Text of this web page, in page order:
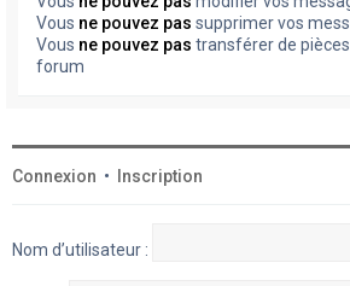
Vous ne pouvez pas supprimer vos
Vous ne pouvez pas transférer de
forum
Connexion • Inscription
Nom d’utilisateur :